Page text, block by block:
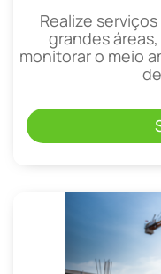
Realize
grandes
monitorar o meio